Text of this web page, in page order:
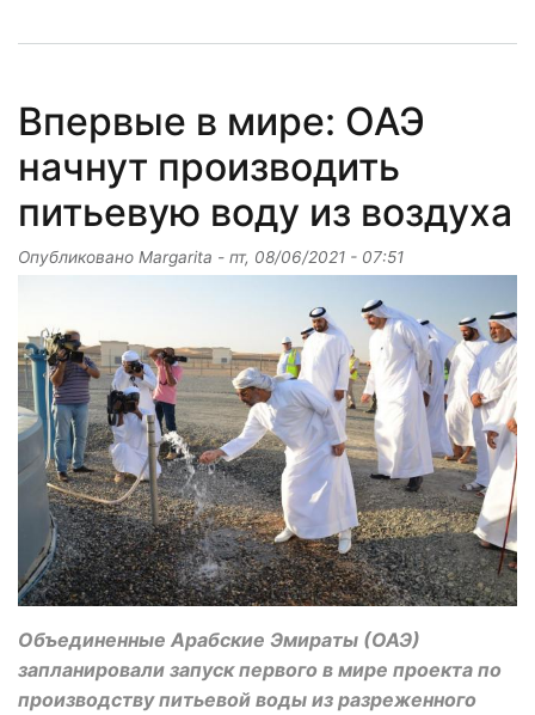
Впервые в мире: ОАЭ
начнут производить
питьевую воду из воздуха
Опубликовано Margarita - пт, 08/06/2021 - 07:51
Объединенные Арабские Эмираты (ОАЭ)
запланировали запуск первого в мире проекта по
производству питьевой воды из разреженного